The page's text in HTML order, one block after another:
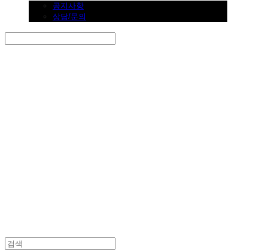
공지사항
상담/문의